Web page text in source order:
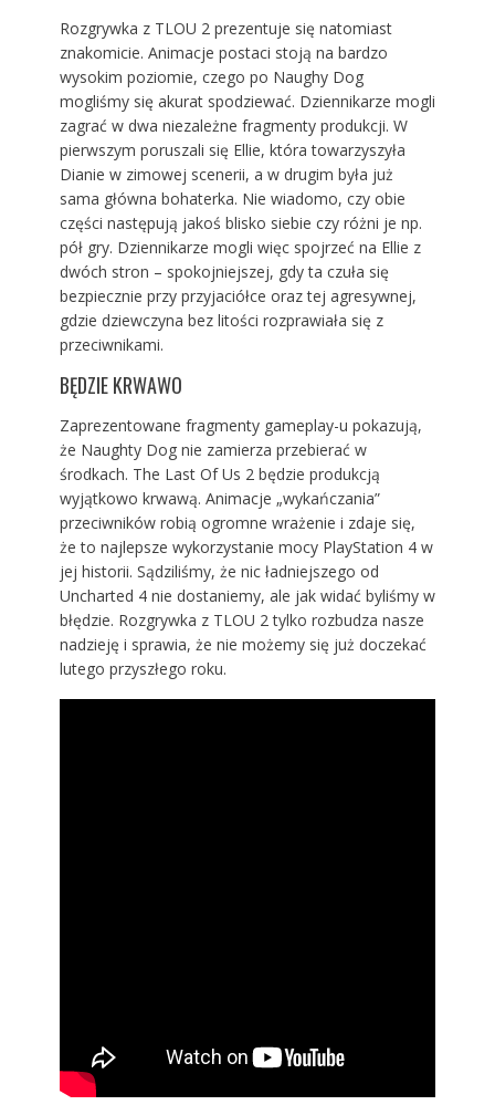
Rozgrywka z TLOU 2 prezentuje się natomiast
znakomicie. Animacje postaci stoją na bardzo
wysokim poziomie, czego po Naughy Dog
mogliśmy się akurat spodziewać. Dziennikarze mogli
zagrać w dwa niezależne fragmenty produkcji. W
pierwszym poruszali się Ellie, która towarzyszyła
Dianie w zimowej scenerii, a w drugim była już
sama główna bohaterka. Nie wiadomo, czy obie
części następują jakoś blisko siebie czy różni je np.
pół gry. Dziennikarze mogli więc spojrzeć na Ellie z
dwóch stron – spokojniejszej, gdy ta czuła się
bezpiecznie przy przyjaciółce oraz tej agresywnej,
gdzie dziewczyna bez litości rozprawiała się z
przeciwnikami.
BĘDZIE KRWAWO
Zaprezentowane fragmenty gameplay-u pokazują,
że Naughty Dog nie zamierza przebierać w
środkach. The Last Of Us 2 będzie produkcją
wyjątkowo krwawą. Animacje „wykańczania”
przeciwników robią ogromne wrażenie i zdaje się,
że to najlepsze wykorzystanie mocy PlayStation 4 w
jej historii. Sądziliśmy, że nic ładniejszego od
Uncharted 4 nie dostaniemy, ale jak widać byliśmy w
błędzie. Rozgrywka z TLOU 2 tylko rozbudza nasze
nadzieję i sprawia, że nie możemy się już doczekać
lutego przyszłego roku.